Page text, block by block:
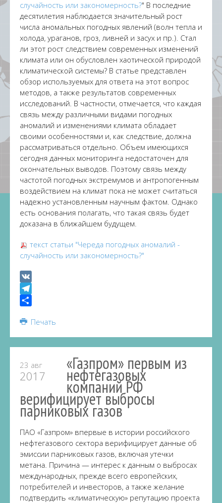
случайность или закономерность?" В последние
десятилетия наблюдается значительный рост
числа аномальных погодных явлений (волн тепла и
холода, ураганов, гроз, ливней и засух и пр.). Стал
ли этот рост следствием современных изменений
климата или он обусловлен хаотической природой
климатической системы? В статье представлен
обзор используемых для ответа на этот вопрос
методов, а также результатов современных
исследований. В частности, отмечается, что каждая
связь между различными видами погодных
аномалий и изменениями климата обладает
своими особенностями и, как следствие, должна
рассматриваться отдельно. Объем имеющихся
сегодня данных мониторинга недостаточен для
окончательных выводов. Поэтому связь между
частотой погодных экстремумов и антропогенным
воздействием на климат пока не может считаться
надежно установленным научным фактом. Однако
есть основания полагать, что такая связь будет
доказана в ближайшем будущем.
текст статьи "Череда погодных аномалий -
случайность или закономерность?"
VK
Telegram
Печать
23 авг
2017
«Газпром» первым из
нефтегазовых
компаний РФ
верифицирует выбросы
парниковых газов
ПАО «Газпром» впервые в истории российского
нефтегазового сектора верифицирует данные об
эмиссии парниковых газов, включая утечки
метана. Причина — интерес к данным о выбросах
международных, прежде всего европейских,
потребителей и инвесторов, а также желание
подтвердить «климатическую» репутацию проекта